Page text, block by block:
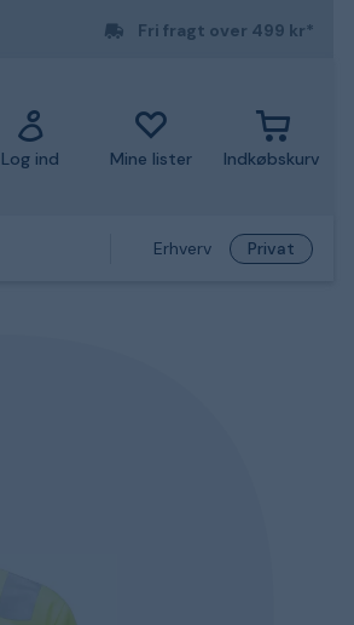
Fri fragt over 499 kr*
Log ind Mine lister Indkøbskurv
Erhverv Privat